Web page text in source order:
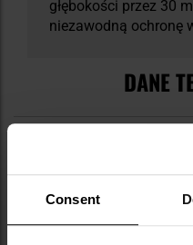
Consent
głębokości przez 30
niezawodną ochronę
DANE
Więcej
informacji
Waga